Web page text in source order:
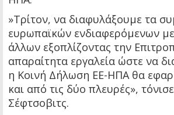
»Τρίτον, να διαφυλάξουμε τα
ευρωπαϊκών ενδιαφερόμενων
άλλων εξοπλίζοντας την
απαραίτητα εργαλεία ώστε να
η Κοινή Δήλωση ΕΕ-ΗΠΑ θα
και από τις δύο πλευρές»,
Σέφτσοβιτς.